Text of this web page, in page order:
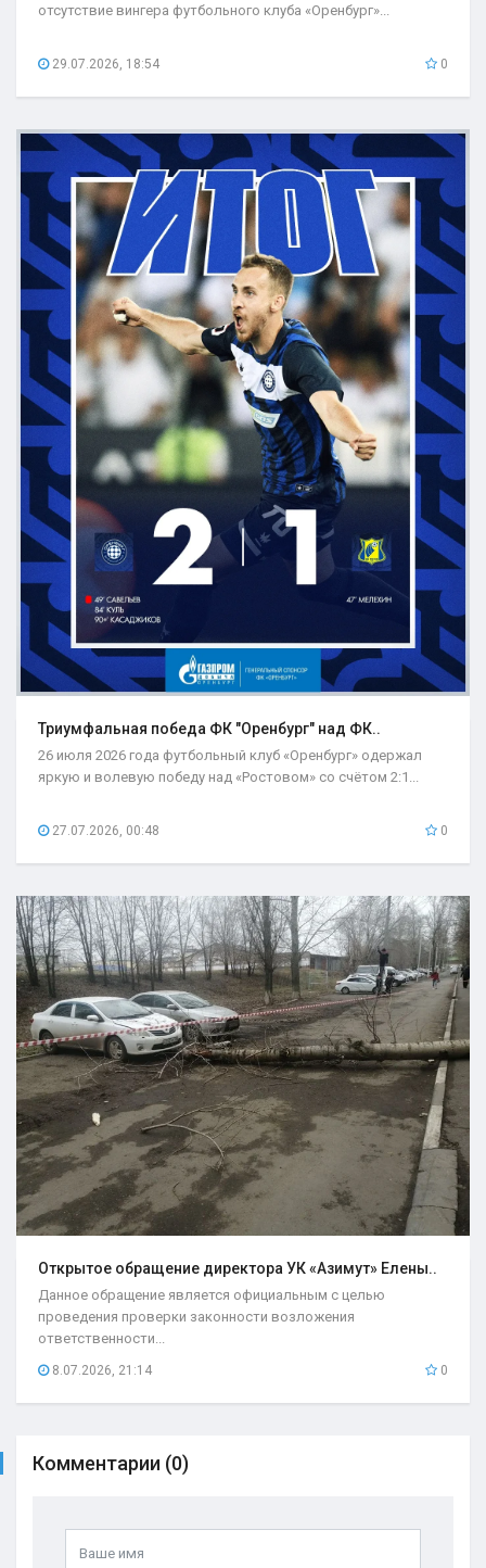
отсутствие вингера футбольного клуба «Оренбург»...
29.07.2026, 18:54 0
Триумфальная победа ФК "Оренбург" над ФК..
26 июля 2026 года футбольный клуб «Оренбург» одержал
яркую и волевую победу над «Ростовом» со счётом 2:1...
27.07.2026, 00:48 0
Открытое обращение директора УК «Азимут» Елены..
Данное обращение является официальным с целью
проведения проверки законности возложения
ответственности...
8.07.2026, 21:14 0
Комментарии (0)